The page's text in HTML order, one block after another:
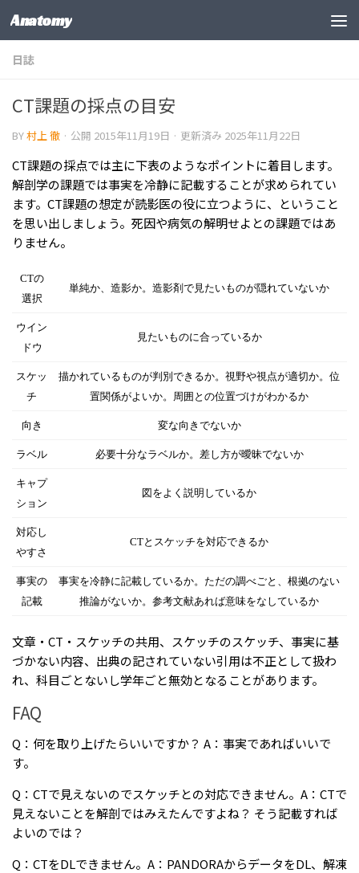
コンテンツの下
Anatomy
日誌
CT課題の採点の目安
BY村上 徹 · 公開 2015年11月19日 · 更新済み 2025年11月22日
CT課題の採点では主に下表のようなポイントに着目します。
解剖学の課題では事実を冷静に記載することが求められてい
ます。CT課題の想定が読影医の役に立つように、ということ
を思い出しましょう。死因や病気の解明せよとの課題ではあ
りません。
CTの
選択
単純か、造影か。造影剤で見たいものが隠れていないか
ウイン
ドウ
見たいものに合っているか
スケッ
チ
描かれているものが判別できるか。視野や視点が適切か。位
置関係がよいか。周囲との位置づけがわかるか
向き 変な向きでないか
ラベル 必要十分なラベルか。差し方が曖昧でないか
キャプ
ション
図をよく説明しているか
対応し
やすさ
CTとスケッチを対応できるか
事実の
記載
事実を冷静に記載しているか。ただの調べごと、根拠のない
推論がないか。参考文献あれば意味をなしているか
文章・CT・スケッチの共用、スケッチのスケッチ、事実に基
づかない内容、出典の記されていない引用は不正として扱わ
れ、科目ごとないし学年ごと無効となることがあります。
FAQ
Q：何を取り上げたらいいですか？ A：事実であればいいで
す。
Q：CTで見えないのでスケッチとの対応できません。A：CTで
見えないことを解剖ではみえたんですよね？ そう記載すれば
よいのでは？
Q：CTをDLできません。A：PANDORAからデータをDL、解凍